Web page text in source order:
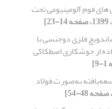
فوم آلومینیومی تحت
فلزی دوجنسی با
از جوشکاری اصطکاکی
به‌صورت فولاد